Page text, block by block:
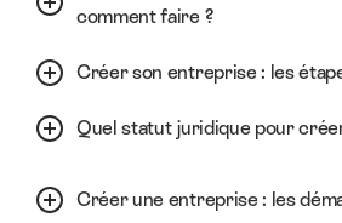
comment faire ?
Créer son entreprise : les
Quel statut juridique pour
Créer une entreprise : les